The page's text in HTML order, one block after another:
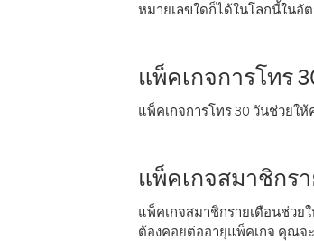
หมายเลขใดก็ได้ในโลกนี้ในอั
แพ็คเกจการโทร
แพ็คเกจการโทร 30 วันช่วยใ
แพ็คเกจสมาชิกร
แพ็คเกจสมาชิกรายเดือนช่ว
ต้องคอยต่ออายุแพ็คเกจ คุณจ